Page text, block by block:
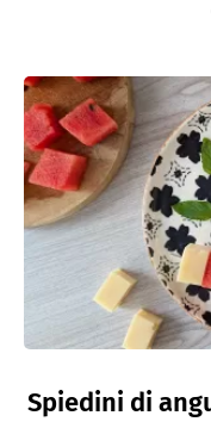
Spiedini di